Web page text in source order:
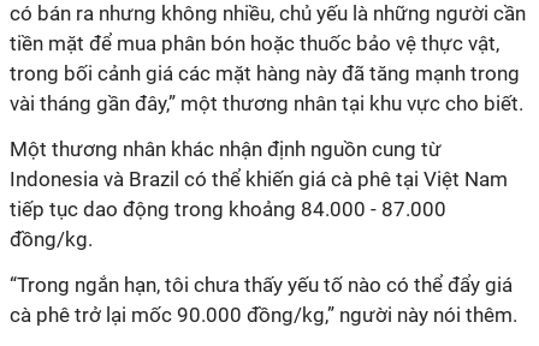
có bán ra nhưng không nhiều, chủ yếu là những người cần
tiền mặt để mua phân bón hoặc thuốc bảo vệ thực vật,
trong bối cảnh giá các mặt hàng này đã tăng mạnh trong
vài tháng gần đây,” một thương nhân tại khu vực cho biết.
Một thương nhân khác nhận định nguồn cung từ
Indonesia và Brazil có thể khiến giá cà phê tại Việt Nam
tiếp tục dao động trong khoảng 84.000 - 87.000
đồng/kg.
“Trong ngắn hạn, tôi chưa thấy yếu tố nào có thể đẩy giá
cà phê trở lại mốc 90.000 đồng/kg,” người này nói thêm.